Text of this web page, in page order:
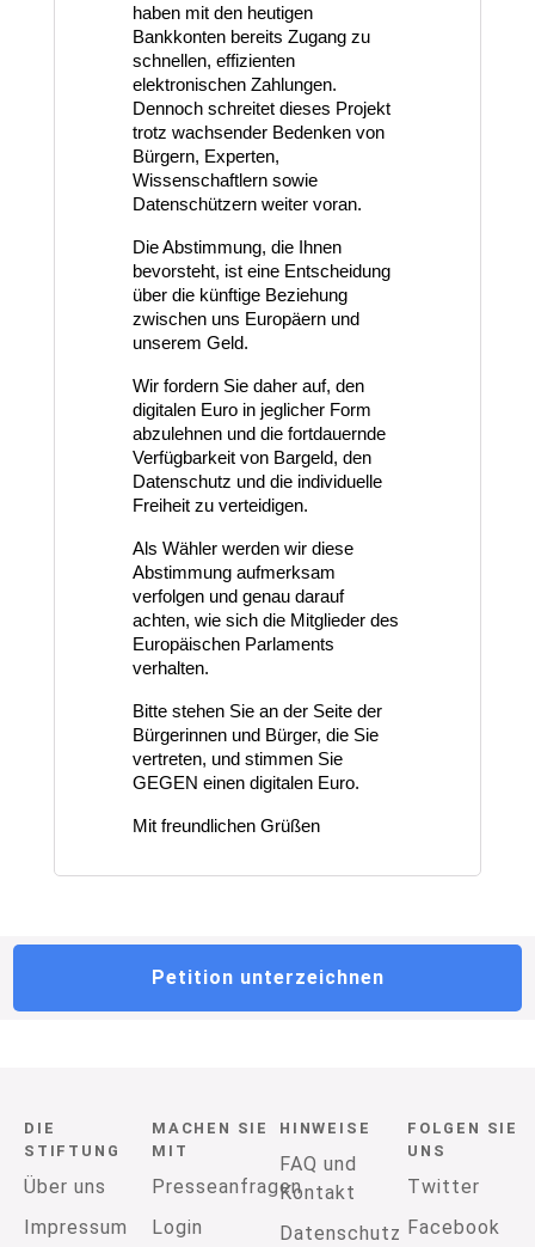
haben mit den heutigen
Bankkonten bereits Zugang zu
schnellen, effizienten
elektronischen Zahlungen.
Dennoch schreitet dieses Projekt
trotz wachsender Bedenken von
Bürgern, Experten,
Wissenschaftlern sowie
Datenschützern weiter voran.
Die Abstimmung, die Ihnen
bevorsteht, ist eine Entscheidung
über die künftige Beziehung
zwischen uns Europäern und
unserem Geld.
Wir fordern Sie daher auf, den
digitalen Euro in jeglicher Form
abzulehnen und die fortdauernde
Verfügbarkeit von Bargeld, den
Datenschutz und die individuelle
Freiheit zu verteidigen.
Als Wähler werden wir diese
Abstimmung aufmerksam
verfolgen und genau darauf
achten, wie sich die Mitglieder des
Europäischen Parlaments
verhalten.
Bitte stehen Sie an der Seite der
Bürgerinnen und Bürger, die Sie
vertreten, und stimmen Sie
GEGEN einen digitalen Euro.
Mit freundlichen Grüßen
Petition unterzeichnen
DIE
STIFTUNG
Über uns
Impressum
MACHEN SIE
MIT
Presseanfragen
Login
HINWEISE
FAQ und
Kontakt
Datenschutz
FOLGEN SIE
UNS
Twitter
Facebook